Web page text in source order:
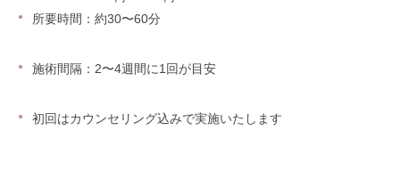
所要時間：約30〜60分
施術間隔：2〜4週間に1回が目安
初回はカウンセリング込みで実施いたします